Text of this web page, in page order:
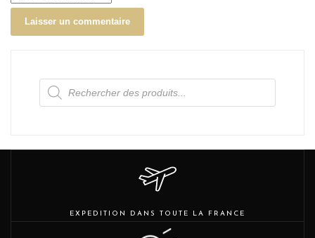
Recherche
de
produits
EXPEDITION DANS TOUTE LA FRANCE